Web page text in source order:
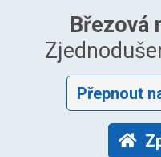
Březová
Přepnout